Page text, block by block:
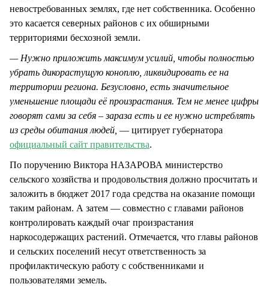
невостребованных землях, где нет собственника. Особенно
это касается северных районов с их обширными
территориями бесхозной земли.
— Нужно приложить максимум усилий, чтобы полностью
убрать дикорастущую коноплю, ликвидировать ее на
территории региона. Безусловно, есть значительное
уменьшение площади её произрастания. Тем не менее цифры
говорят сами за себя – зараза есть и ее нужно истреблять
из среды обитания людей, — цитирует губернатора
официальный сайт правительства.
По поручению Виктора НАЗАРОВА министерство
сельского хозяйства и продовольствия должно просчитать и
заложить в бюджет 2017 года средства на оказание помощи
таким районам. А затем — совместно с главами районов
контролировать каждый очаг произрастания
наркосодержащих растений. Отмечается, что главы районов
и сельских поселений несут ответственность за
профилактическую работу с собственниками и
пользователями земель.